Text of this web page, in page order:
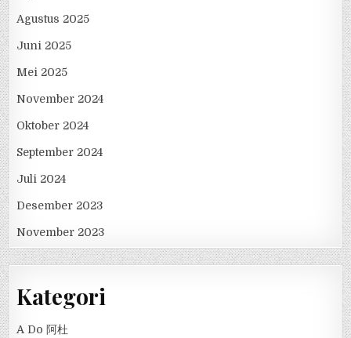
Agustus 2025
Juni 2025
Mei 2025
November 2024
Oktober 2024
September 2024
Juli 2024
Desember 2023
November 2023
Kategori
A Do 阿杜